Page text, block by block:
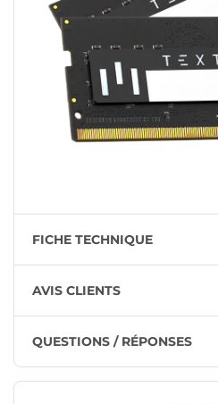
FICHE TECHNIQUE
AVIS CLIENTS
QUESTIONS / RÉPONSES